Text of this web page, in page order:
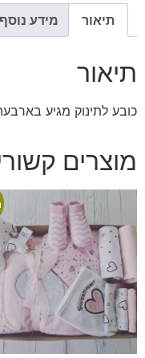
תיאור מידע נוסף
תיאור
כובע לתינוק מגיע
מוצרים